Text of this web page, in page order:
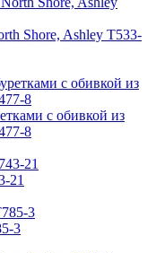
Shore, Ashley T533-
с обивкой из
8
21
3